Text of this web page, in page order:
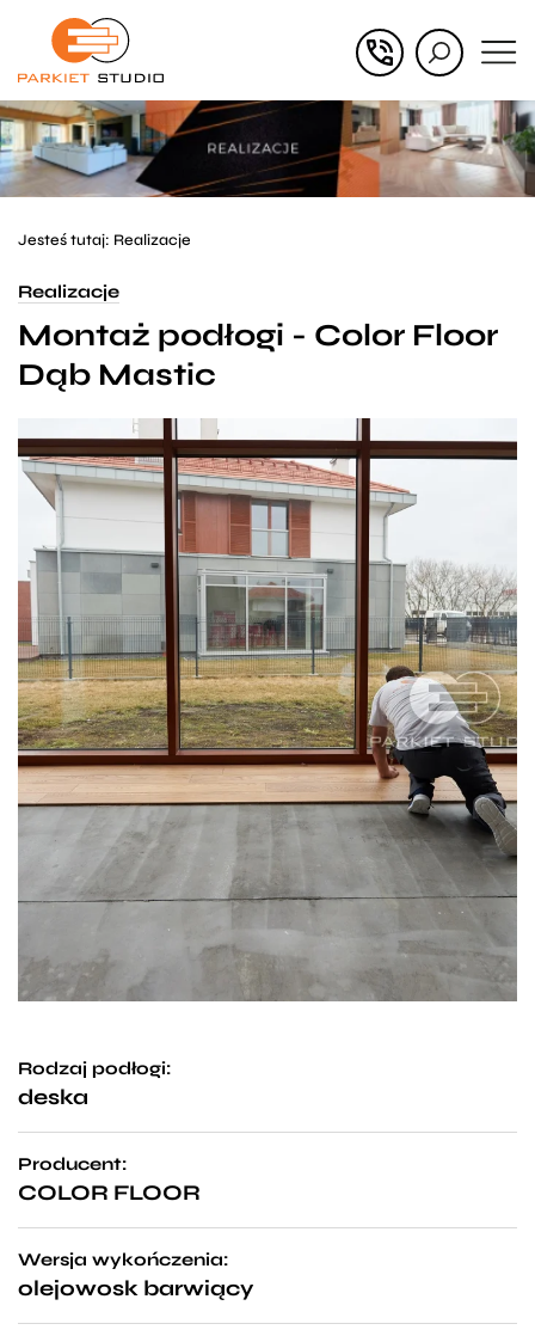
Przejdź
głównego
Przejdź
menu
w
stopce
Jesteś tutaj: Realizacje
Realizacje
Montaż podłogi - Color Floor
Dąb Mastic
Rodzaj podłogi:
deska
Producent:
COLOR FLOOR
Wersja wykończenia:
olejowosk barwiący